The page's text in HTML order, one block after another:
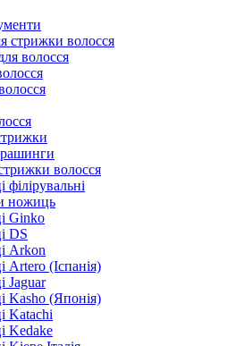
стрижки волосся
волосся
волосся
ножиць
Ginko
DS
Arkon
Artero (Іспанія)
Jaguar
Kasho (Японія)
Katachi
Kedake